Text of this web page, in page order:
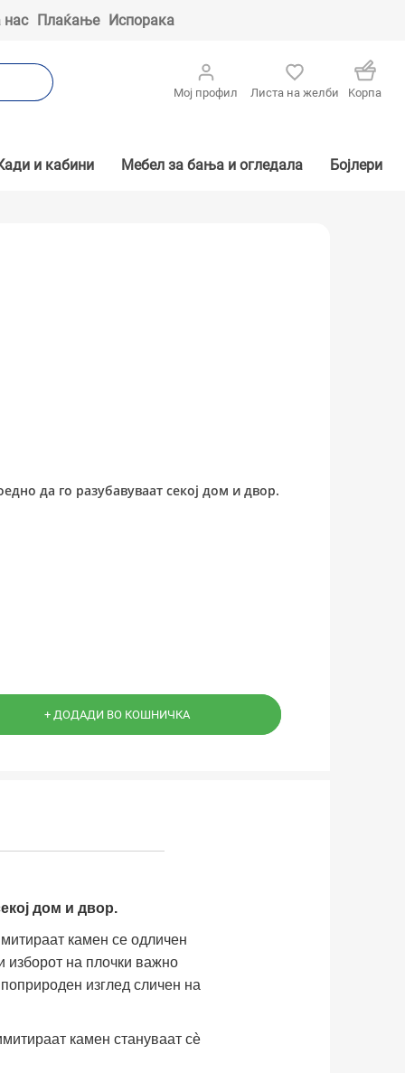
нас Плаќање Испорака
Мој профил Листа на желби Kорпа
и кабини Мебел за бања и огледала Бојлери
да го разубавуваат секој дом и двор.
дом и двор.
камен се одличен
изборот на плочки важно
изглед сличен на
камен стануваат сè